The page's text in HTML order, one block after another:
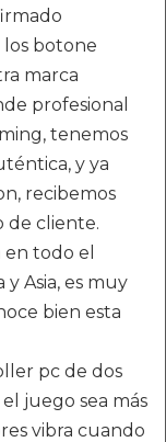
botone
marca
profesional
tenemos
y ya
recibemos
de cliente.
todo el
Asia, es muy
bien esta
pc de dos
juego sea más
vibra cuando